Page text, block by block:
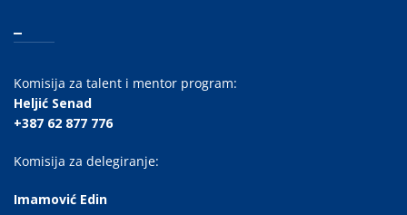
Komisija za talent i mentor program:
Heljić Senad
+387 62 877 776
Komisija za delegiranje:
Imamović Edin